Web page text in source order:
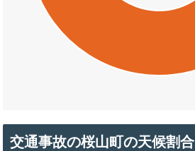
交通事故の桜山町の天候割合